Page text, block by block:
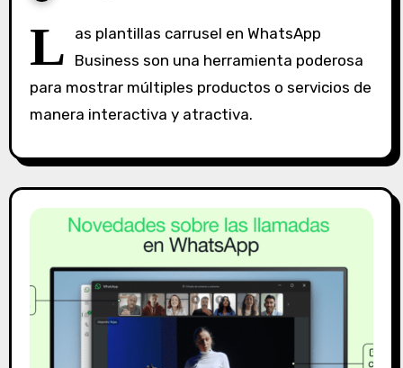
n
c
o
a
o
s
L
as plantillas carrusel en WhatsApp
Business son una herramienta poderosa
para mostrar múltiples productos o servicios de
manera interactiva y atractiva.